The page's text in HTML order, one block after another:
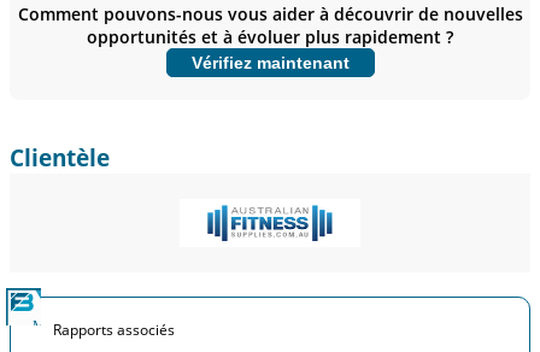
Personnaliser maintenant
Comment pouvons-nous vous aider à découvrir de nouvelles
opportunités et à évoluer plus rapidement ?
Vérifiez maintenant
Clientèle
Rapports associés